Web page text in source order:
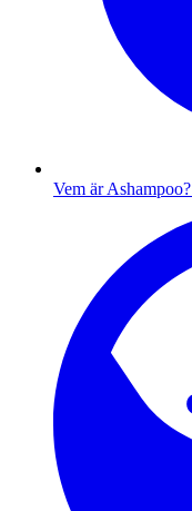
Vem är Ashampoo?